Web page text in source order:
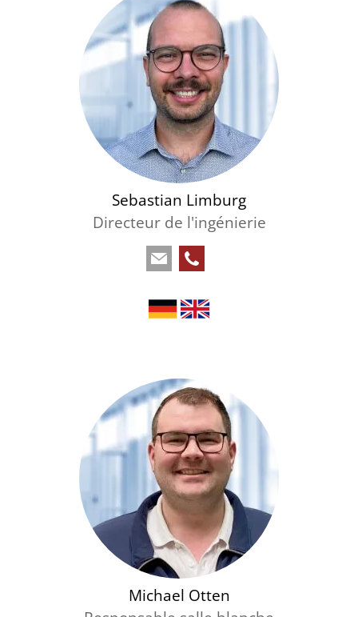
Sebastian Limburg
Directeur de l'ingénierie
Michael Otten